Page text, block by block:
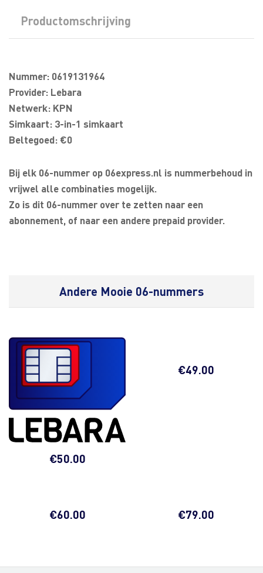
Productomschrijving
Nummer: 0619131964
Provider: Lebara
Netwerk: KPN
Simkaart: 3-in-1 simkaart
Beltegoed: €0
Bij elk 06-nummer op 06express.nl is nummerbehoud in
vrijwel alle combinaties mogelijk.
Zo is dit 06-nummer over te zetten naar een
abonnement, of naar een andere prepaid provider.
Andere Mooie 06-nummers
€50.00
€49.00
€60.00 €79.00